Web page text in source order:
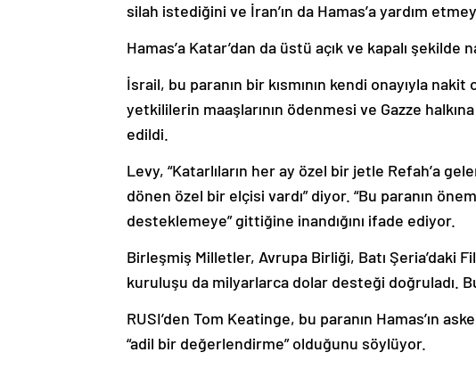
silah istediğini ve İran’ın da Hamas’a yardım
Hamas’a Katar’dan da üstü açık ve kapalı
İsrail, bu paranın bir kısmının kendi onayıyla nakit
yetkililerin maaşlarının ödenmesi ve Gazze
edildi.
Levy, “Katarlıların her ay özel bir jetle Refah’a
dönen özel bir elçisi vardı” diyor. “Bu paranın
desteklemeye” gittiğine inandığını ifade ediyor.
Birleşmiş Milletler, Avrupa Birliği, Batı Şeria’daki
kuruluşu da milyarlarca dolar desteği doğruladı.
RUSI’den Tom Keatinge, bu paranın Hamas’ın
“adil bir değerlendirme” olduğunu söylüyor.